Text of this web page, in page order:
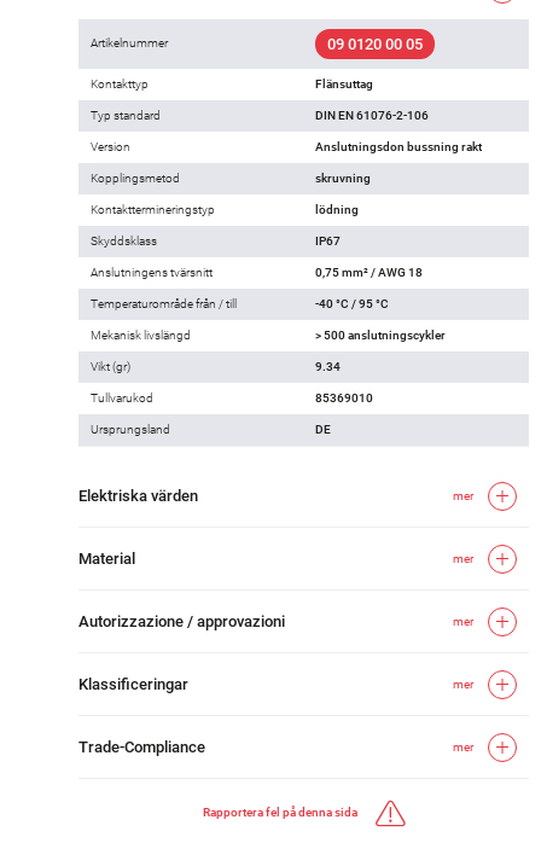
Artikelnummer 09 0120 00 05
Kontakttyp Flänsuttag
Typ standard DIN EN 61076-2-106
Version Anslutningsdon bussning rakt
Kopplingsmetod skruvning
Kontakttermineringstyp lödning
Skyddsklass IP67
Anslutningens tvärsnitt 0,75 mm² / AWG 18
Temperaturområde från / till -40 °C / 95 °C
Mekanisk livslängd > 500 anslutningscykler
Vikt (gr) 9.34
Tullvarukod 85369010
Ursprungsland DE
Elektriska värden mer
Material mer
Autorizzazione / approvazioni mer
Klassificeringar mer
Trade-Compliance mer
Rapportera fel på denna sida